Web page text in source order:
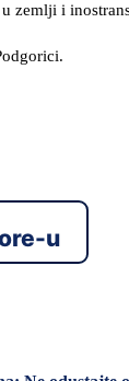
zemlji i
u